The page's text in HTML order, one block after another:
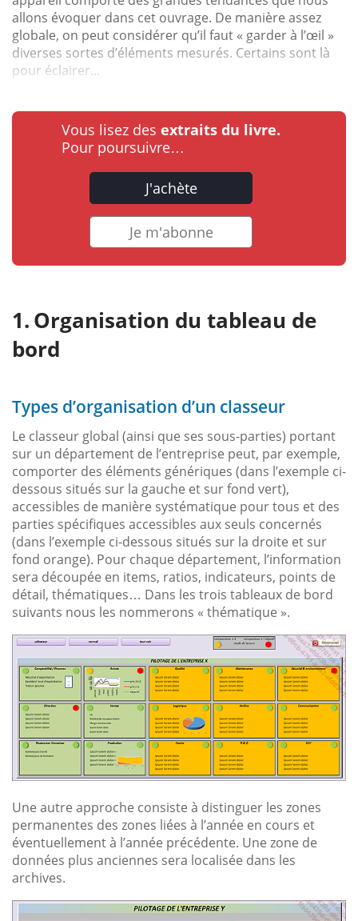
allons évoquer dans cet ouvrage. De manière assez
globale, on peut considérer qu’il faut « garder à l’œil »
diverses sortes d’éléments mesurés. Certains sont là
pour éclairer...
Vous lisez des extraits du livre.
Pour poursuivre…
J'achète
Je m'abonne
Organisation du tableau de
bord
Types d’organisation d’un classeur
Le classeur global (ainsi que ses sous-parties) portant
sur un département de l’entreprise peut, par exemple,
comporter des éléments génériques (dans l’exemple ci-
dessous situés sur la gauche et sur fond vert),
accessibles de manière systématique pour tous et des
parties spécifiques accessibles aux seuls concernés
(dans l’exemple ci-dessous situés sur la droite et sur
fond orange). Pour chaque département, l’information
sera découpée en items, ratios, indicateurs, points de
détail, thématiques… Dans les trois tableaux de bord
suivants nous les nommerons « thématique ».
Une autre approche consiste à distinguer les zones
permanentes des zones liées à l’année en cours et
éventuellement à l’année précédente. Une zone de
données plus anciennes sera localisée dans les
archives.